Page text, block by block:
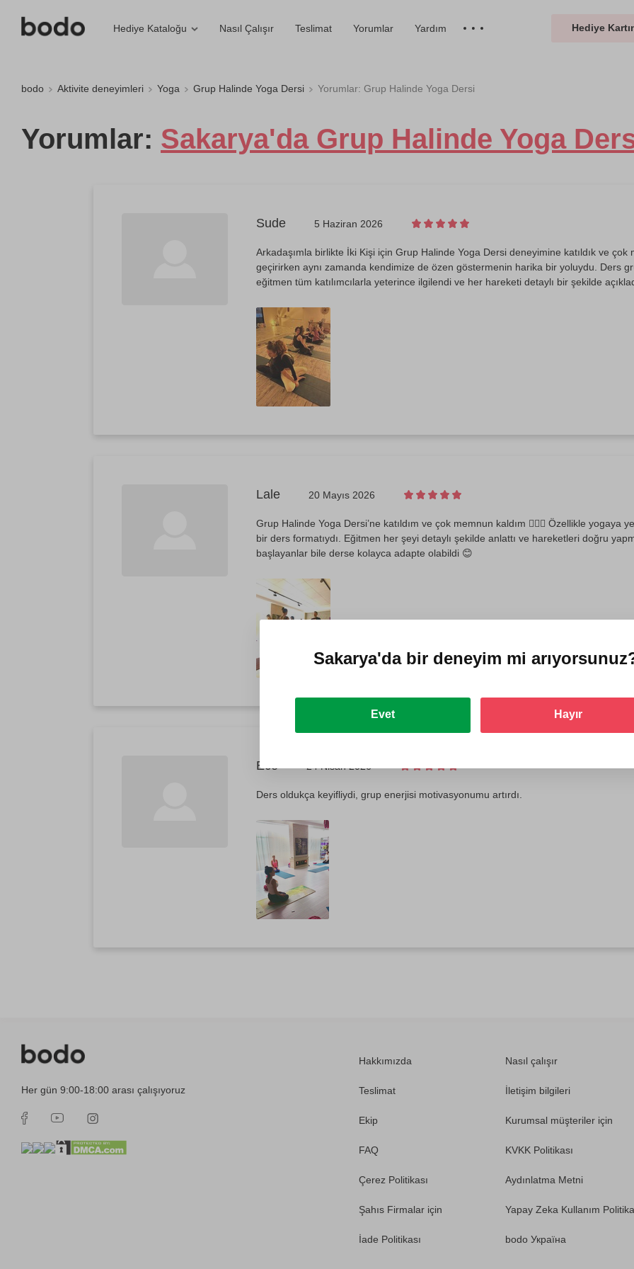
Hediye Kataloğu Nasıl Çalışır Teslimat Yorumlar Yardım Hediye
bodo Aktivite deneyimleri Yoga Grup Halinde Yoga Dersi Yorumlar: Grup Halinde Yoga Dersi
Yorumlar: Sakarya'da Grup Halinde Yoga
Sude 5 Haziran 2026
Arkadaşımla birlikte İki Kişi için Grup Halinde Yoga Dersi deneyimine katıldık ve çok
geçirirken aynı zamanda kendimize de özen göstermenin harika bir yoluydu. Ders
eğitmen tüm katılımcılarla yeterince ilgilendi ve her hareketi detaylı bir şekilde
Lale 20 Mayıs 2026
Grup Halinde Yoga Dersi’ne katıldım ve çok memnun kaldım 🧘‍♀️✨ Özellikle
bir ders formatıydı. Eğitmen her şeyi detaylı şekilde anlattı ve hareketleri doğru
başlayanlar bile derse kolayca adapte olabildi 😊
Ece 24 Nisan 2026
Ders oldukça keyifliydi, grup enerjisi motivasyonumu artırdı.
Her gün 9:00-18:00 arası çalışıyoruz
Hakkımızda Nasıl çalışır
Teslimat İletişim bilgileri
Ekip Kurumsal müşteriler için
FAQ KVKK Politikası
Çerez Politikası Aydınlatma Metni
Şahıs Firmalar için Yapay Zeka Kullanım
İade Politikası bodo Україна
Sakarya'dabir deneyim mi
Evet Hayır